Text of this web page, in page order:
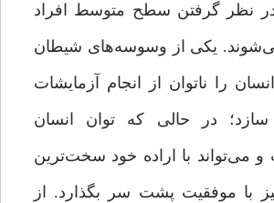
در نظر گرفتن سطح متوسط افراد
یکی از وسوسه‌های شیطان
را ناتوان از انجام آزمایشات
سازد؛ در حالی که توان انسان
و می‌تواند با اراده خود سخت‌ترین
نیز با موفقیت پشت سر بگذارد. از